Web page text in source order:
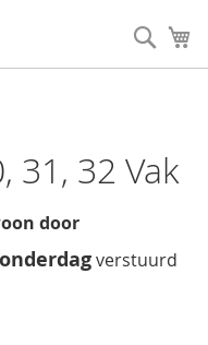
31, 32 Vak
door
verstuurd